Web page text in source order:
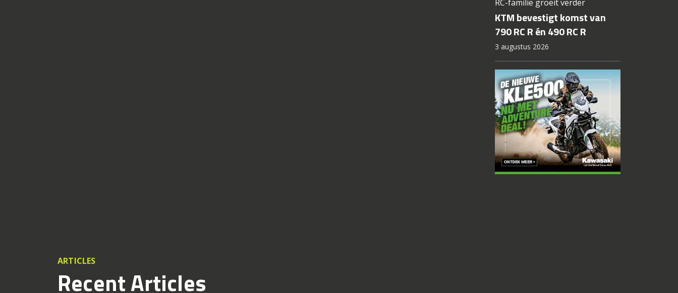
RC-familie groeit verder
KTM bevestigt komst van
790 RC R én 490 RC R
3 augustus 2026
ARTICLES
Recent Articles